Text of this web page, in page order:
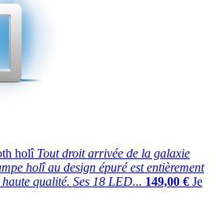
holî Tout droit arrivée de la galaxie
holî au design épuré est entièrement
qualité. Ses 18 LED... 149,00 € Je